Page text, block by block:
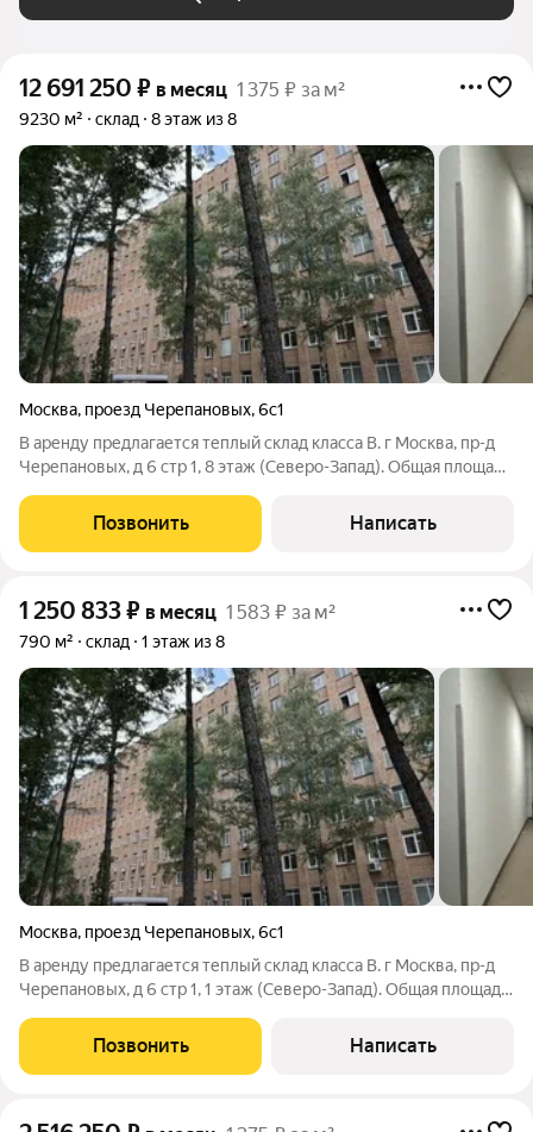
12 691 250 ₽ в месяц 1 375 ₽ за м²
9230 м² склад 8 этаж из 8
Москва, проезд Черепановых,6с1
В аренду предлагается теплый склад класса B. г Москва, пр-д
Черепановых, д 6 стр 1, 8 этаж (Северо-Запад). Общая площадь
Приточно-вытяжная система вентиляции. Система
пожаротушения -
Позвонить Написать
1 250 833₽ в месяц 1 583 ₽ за м²
790 м² склад 1 этаж из 8
Москва, проезд Черепановых,6с1
В аренду предлагается теплый склад класса B. г Москва, пр-д
Черепановых, д 6 стр 1, 1 этаж (Северо-Запад). Общая площадь
потолков - 3.8 м. Приточно-вытяжная система вентиляции.
Система пожаротушения
Позвонить Написать